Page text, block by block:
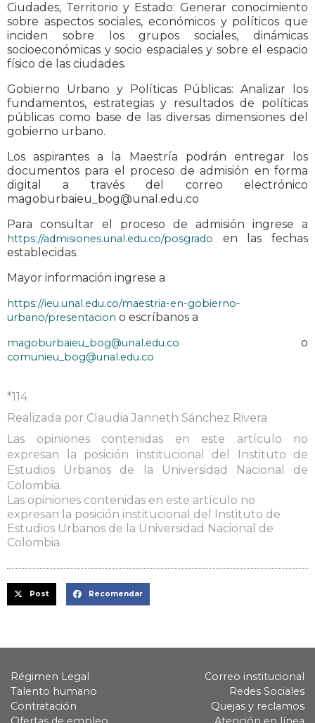
Ciudades, Territorio y Estado: Generar conocimiento
sobre aspectos sociales, económicos y políticos que
inciden sobre los grupos sociales, dinámicas
socioeconómicas y socio espaciales y sobre el espacio
físico de las ciudades.
Gobierno Urbano y Políticas Públicas: Analizar los
fundamentos, estrategias y resultados de políticas
públicas como base de las diversas dimensiones del
gobierno urbano.
Los aspirantes a la Maestría podrán entregar los
documentos para el proceso de admisión en forma
digital a través del correo electrónico
magoburbaieu_bog@unal.edu.co
Para consultar el proceso de admisión ingrese a
https://admisiones.unal.edu.co/posgrado en las fechas
establecidas.
Mayor información ingrese a
https://ieu.unal.edu.co/maestria-en-gobierno-
urbano/presentacion o escríbanos a
magoburbaieu_bog@unal.edu.co o
comunieu_bog@unal.edu.co
*114
Realizada por Claudia Janneth Sánchez Rivera
Las opiniones contenidas en este artículo no
expresan la posición institucional del Instituto de
Estudios Urbanos de la Universidad Nacional de
Colombia.
Las opiniones contenidas en este artículo no
expresan la posición institucional del Instituto de
Estudios Urbanos de la Universidad Nacional de
Colombia.
Post Recomendar
Régimen Legal
Talento humano
Contratación
Correo institucional
Redes Sociales
Quejas y reclamos